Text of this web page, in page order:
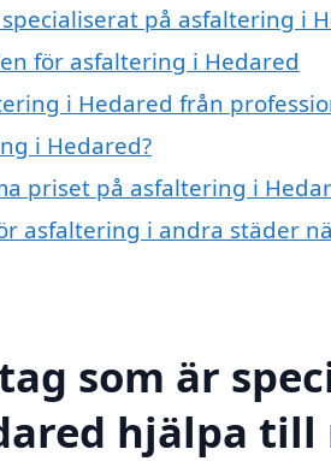
på asfaltering i
för asfaltering i Hedared
i Hedared från
i Hedared?
priset på asfaltering i
asfaltering i andra städer
som är
hjälpa till